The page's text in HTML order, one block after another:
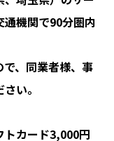
機関で90分圏内
、同業者様、事
い。
カード3,000円